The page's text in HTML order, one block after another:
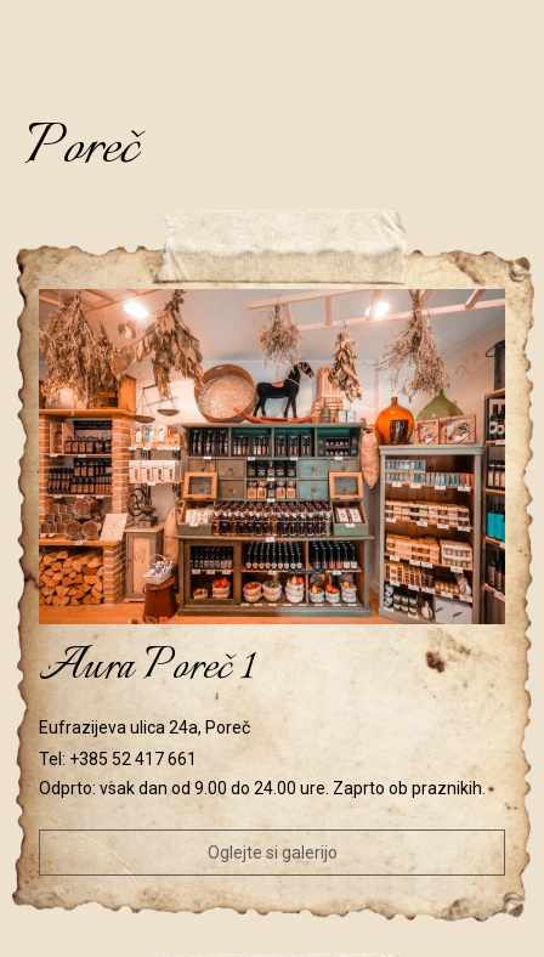
Poreč
Aura Poreč 1
Eufrazijeva ulica 24a, Poreč
Tel: +385 52 417 661
Odprto: vsak dan od 9.00 do 24.00 ure. Zaprto ob praznikih.
Oglejte si galerijo